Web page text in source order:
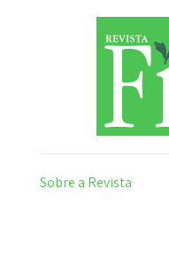
Sobre a Revista